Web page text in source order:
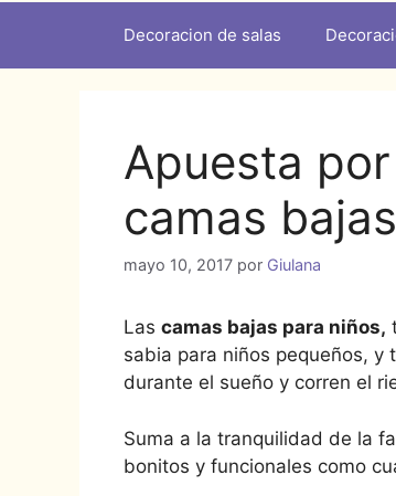
Decoracion de salas
Apuesta
camas
mayo 10, 2017 por Giulana
Las camas bajas para niños,
sabia para niños pequeños, y
durante el sueño y corren el
Suma a la tranquilidad de la
bonitos y funcionales como